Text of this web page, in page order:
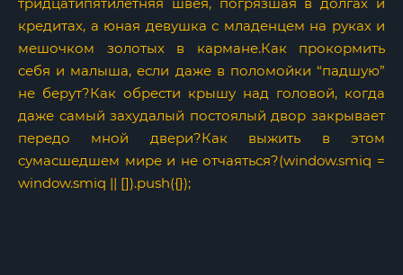
кредитах, а юная девушка с младенцем на руках и
мешочком золотых в кармане.Как прокормить
себя и малыша, если даже в поломойки “падшую”
не берут?Как обрести крышу над головой, когда
даже самый захудалый постоялый двор закрывает
передо мной двери?Как выжить в этом
сумасшедшем мире и не отчаяться?(window.smiq =
window.smiq || []).push({});